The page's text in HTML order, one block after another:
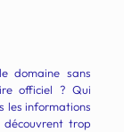
domaine sans
officiel ? Qui
les informations
découvrent trop